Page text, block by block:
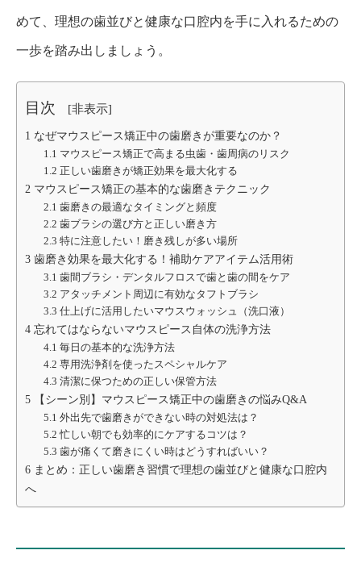
めて、理想の歯並びと健康な口腔内を手に入れるための
一歩を踏み出しましょう。
目次 [非表示]
1 なぜマウスピース矯正中の歯磨きが重要なのか？
1.1 マウスピース矯正で高まる虫歯・歯周病のリスク
1.2 正しい歯磨きが矯正効果を最大化する
2 マウスピース矯正の基本的な歯磨きテクニック
2.1 歯磨きの最適なタイミングと頻度
2.2 歯ブラシの選び方と正しい磨き方
2.3 特に注意したい！磨き残しが多い場所
3 歯磨き効果を最大化する！補助ケアアイテム活用術
3.1 歯間ブラシ・デンタルフロスで歯と歯の間をケア
3.2 アタッチメント周辺に有効なタフトブラシ
3.3 仕上げに活用したいマウスウォッシュ（洗口液）
4 忘れてはならないマウスピース自体の洗浄方法
4.1 毎日の基本的な洗浄方法
4.2 専用洗浄剤を使ったスペシャルケア
4.3 清潔に保つための正しい保管方法
5 【シーン別】マウスピース矯正中の歯磨きの悩みQ&A
5.1 外出先で歯磨きができない時の対処法は？
5.2 忙しい朝でも効率的にケアするコツは？
5.3 歯が痛くて磨きにくい時はどうすればいい？
6 まとめ：正しい歯磨き習慣で理想の歯並びと健康な口腔内
へ